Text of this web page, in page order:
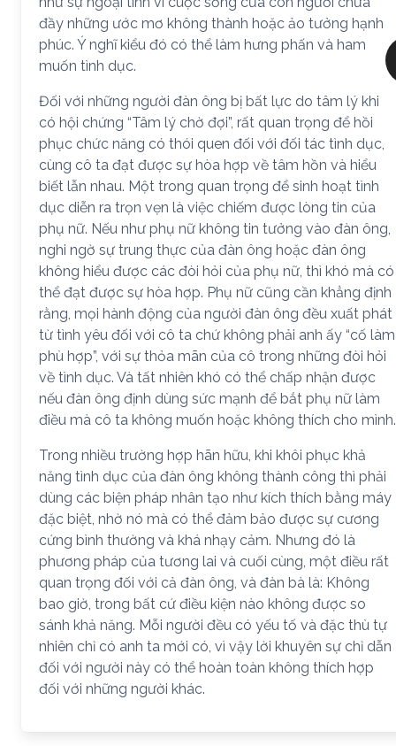
đầy những ước mơ không thành hoặc ảo tưởng hạnh
phúc. Ý nghĩ kiểu đó có thể làm hưng phấn và ham
muốn tình dục.
Đối với những người đàn ông bị bất lực do tâm lý khi
có hội chứng “Tâm lý chờ đợi”, rất quan trọng để hồi
phục chức năng có thói quen đối với đối tác tình dục,
cùng cô ta đạt được sự hòa hợp về tâm hồn và hiểu
biết lẫn nhau. Một trong quan trọng để sinh hoạt tình
dục diễn ra trọn vẹn là việc chiếm được lòng tin của
phụ nữ. Nếu như phụ nữ không tin tưởng vào đàn ông,
nghi ngờ sự trung thực của đàn ông hoặc đàn ông
không hiểu được các đòi hỏi của phụ nữ, thì khó mà có
thể đạt được sự hòa hợp. Phụ nữ cũng cần khẳng định
rằng, mọi hành động của người đàn ông đều xuất phát
từ tình yêu đối với cô ta chứ không phải anh ấy “cố làm
phù hợp”, với sự thỏa mãn của cô trong những đòi hỏi
về tình dục. Và tất nhiên khó có thể chấp nhận được
nếu đàn ông định dùng sức mạnh để bắt phụ nữ làm
điều mà cô ta không muốn hoặc không thích cho mình.
Trong nhiều trường hợp hãn hữu, khi khôi phục khả
năng tình dục của đàn ông không thành công thì phải
dùng các biện pháp nhân tạo như kích thích bằng máy
đặc biệt, nhờ nó mà có thể đảm bảo được sự cương
cứng bình thường và khá nhạy cảm. Nhưng đó là
phương pháp của tương lai và cuối cùng, một điều rất
quan trọng đối với cả đàn ông, và đàn bà là: Không
bao giờ, trong bất cứ điều kiện nào không được so
sánh khả năng. Mỗi người đều có yếu tố và đặc thù tự
nhiên chỉ có anh ta mới có, vì vậy lời khuyên sự chỉ dẫn
đối với người này có thể hoàn toàn không thích hợp
đối với những người khác.